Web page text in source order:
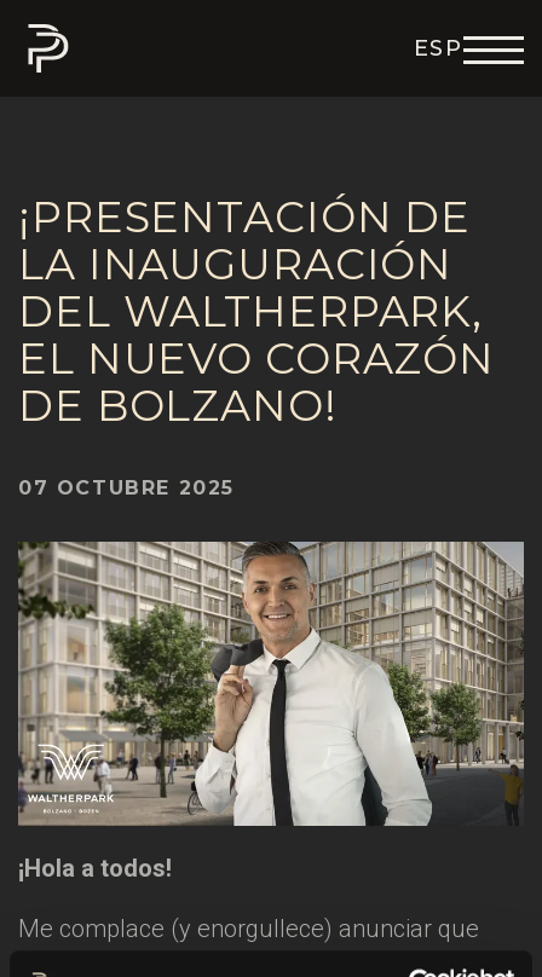
¡PRESENTACIÓN DE
LA INAUGURACIÓN
DEL WALTHERPARK,
EL NUEVO CORAZÓN
DE BOLZANO!
07 OCTUBRE 2025
¡Hola a todos!
Me complace (y enorgullece) anunciar que
seré el presentador de la
inauguración oficial
ESP